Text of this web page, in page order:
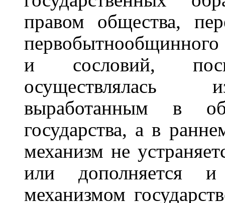
правом общества,
первобытнообщинного
и сословий,
осуществлялась
выработанным в
государства, а в
механизм не
или дополняется и
механизмом